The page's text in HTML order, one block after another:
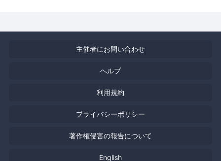
主催者にお問い合わせ
ヘルプ
利用規約
プライバシーポリシー
著作権侵害の報告について
English